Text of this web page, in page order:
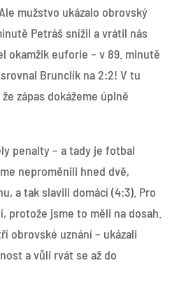
mužstvo ukázalo obrovský
Petráš snížil a vrátil nás
okamžik euforie – v 89. minutě
Brunclík na 2:2! V tu
zápas dokážeme úplně
penalty – a tady je fotbal
neproměnili hned dvě,
a tak slavili domácí (4:3). Pro
protože jsme to měli na dosah.
obrovské uznání – ukázali
a vůli rvát se až do